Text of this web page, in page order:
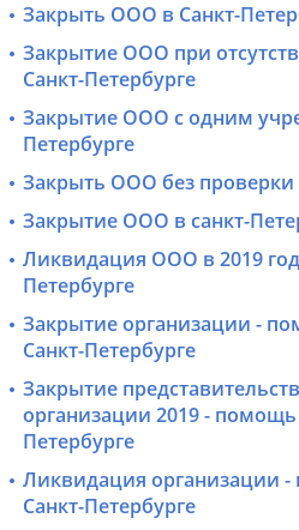
Закрыть ООО в Санкт-
Закрытие ООО при
Санкт-Петербурге
Закрытие ООО с одним
Петербурге
Закрыть ООО без проверки
Закрытие ООО в санкт-
Ликвидация ООО в 2019
Петербурге
Закрытие организации -
Санкт-Петербурге
Закрытие
организации 2019 -
Петербурге
Ликвидация организации
Санкт-Петербурге